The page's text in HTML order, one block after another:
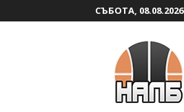
СЪБОТА, 08.08.2026